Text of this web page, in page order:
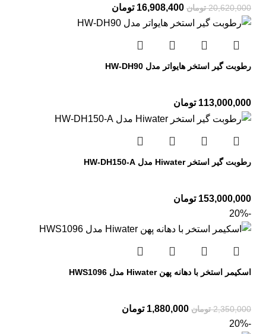
20,620,000 تومان 16,908,400 تومان
رطوبت گیر استخر هایواتر مدل HW-DH90
113,000,000 تومان
رطوبت گیر استخر Hiwater مدل HW-DH150-A
153,000,000 تومان
-20%
اسکیمر استخر با دهانه پهن Hiwater مدل HWS1096
2,350,000 تومان 1,880,000 تومان
-20%